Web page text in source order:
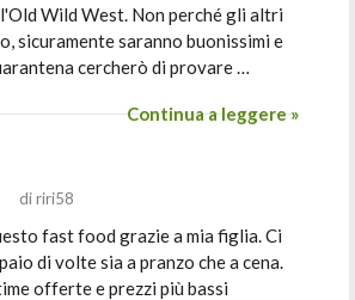
Wild West. Non perché gli altri
sicuramente saranno buonissimi e
cercherò di provare …
Continua a leggere »
di riri58
fast food grazie a mia figlia. Ci
di volte sia a pranzo che a cena.
offerte e prezzi più bassi